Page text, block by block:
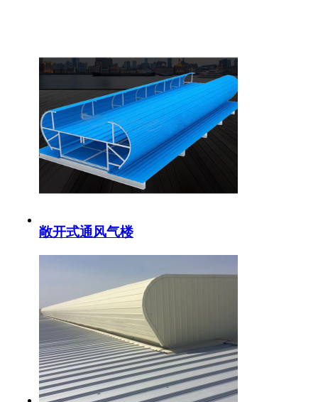
敞开式通风气楼